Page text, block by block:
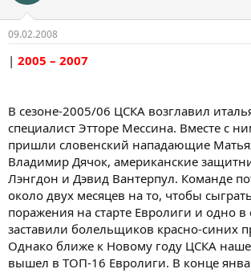
09.02.2008
| 2005 – 2007
В сезоне-2005/06 ЦСКА возглавил
специалист Этторе Мессина. Вместе с
пришли словенский нападающие
Владимир Дячок, американские
Лэнгдон и Дэвид Вантерпул. Команде
около двух месяцев на то, чтобы
поражения на старте Евролиги и одно в
заставили болельщиков красно-синих
Однако ближе к Новому году ЦСКА
вышел в ТОП-16 Евролиги. В конце